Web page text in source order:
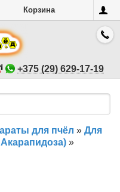
Корзина
+375 (29) 629-17-19
для пчёл » Для
»